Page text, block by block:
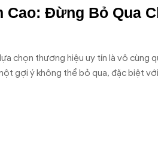
Đừng Bỏ Qua
chọn thương hiệu uy tín là vô cùng
gợi ý không thể bỏ qua, đặc biệt